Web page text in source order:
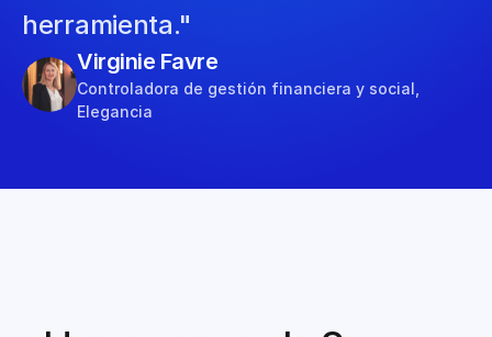
herramienta."
Virginie Favre
Controladora de gestión financiera y social,
Elegancia